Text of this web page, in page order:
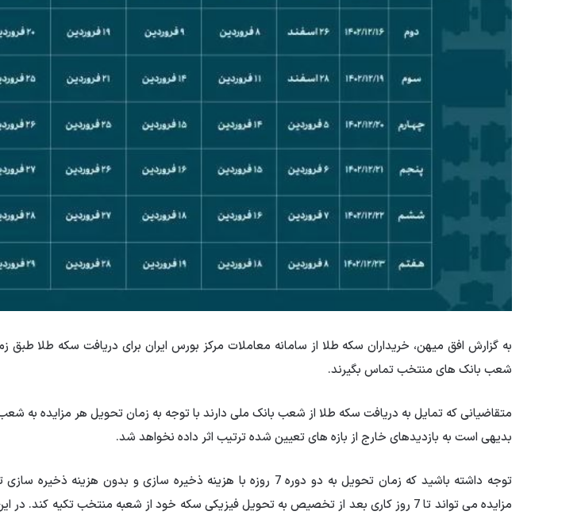
به گزارش افق میهن، خریداران سکه طلا از سامانه معاملات مرکز بورس ایران برای دریافت سکه طلا طبق
شعب بانک های منتخب تماس بگیرند.
متقاضیانی که تمایل به دریافت سکه طلا از شعب بانک ملی دارند با توجه به زمان تحویل هر مزایده به
بدیهی است به بازدیدهای خارج از بازه های تعیین شده ترتیب اثر داده نخواهد شد.
توجه داشته باشید که زمان تحویل به دو دوره 7 روزه با هزینه ذخیره سازی و بدون
مزایده می تواند تا 7 روز کاری بعد از تخصیص به تحویل فیزیکی سکه خود از شعبه منتخب تکیه کند.